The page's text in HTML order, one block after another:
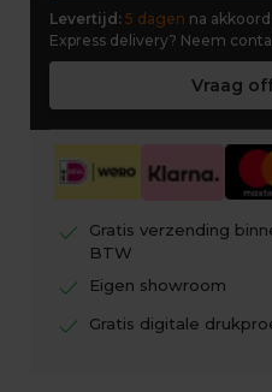
Levertijd: 5 dagen na
Express delivery? Neem
Vraag
check
Gratis verzending
BTW
check Eigen showroom
check Gratis digitale